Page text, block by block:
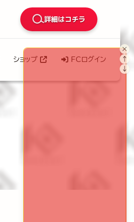
詳細はコチラ
ショップ FCログイン
×
↑
↓